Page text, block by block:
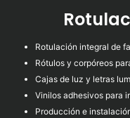
Rotulación integral de
Rótulos y corpóreos
Cajas de luz y letras
Vinilos adhesivos para
Producción e